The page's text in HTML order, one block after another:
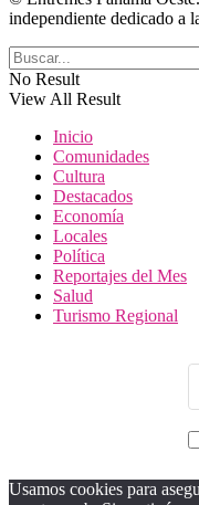
independiente dedicado a
No Result
View All Result
Inicio
Comunidades
Cultura
Destacados
Economía
Locales
Política
Reportajes del Mes
Salud
Turismo Regional
Usamos cookies para